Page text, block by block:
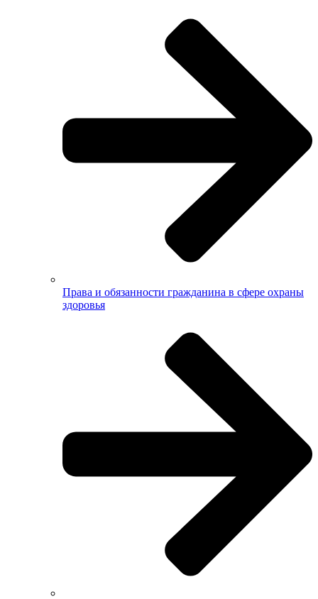
Права и обязанности гражданина в сфере охраны
здоровья